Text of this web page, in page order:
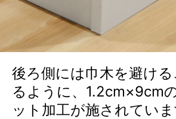
後ろ側には巾木を避け
るように、1.2cm×9cm
ット加工が施されていま